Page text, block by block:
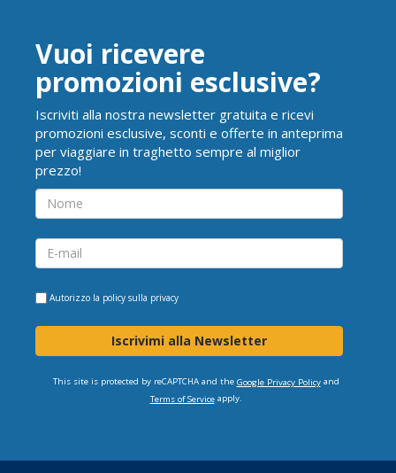
Vuoi ricevere
promozioni esclusive?
Iscriviti alla nostra newsletter gratuita e ricevi
promozioni esclusive, sconti e offerte in anteprima
per viaggiare in traghetto sempre al miglior
prezzo!
Autorizzo la policy sulla privacy
Iscrivimi alla Newsletter
This site is protected by reCAPTCHA and the Google Privacy Policyand
Terms of Serviceapply.